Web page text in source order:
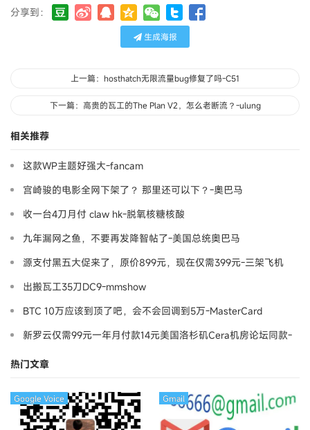
分享到：
生成海报
上一篇：hosthatch无限流量bug修复了吗-C51
下一篇：高贵的瓦工的The Plan V2，怎么老断流？-ulung
相关推荐
这款WP主题好强大-fancam
宫崎骏的电影全网下架了？ 那里还可以下？-奧巴马
收一台4刀月付 claw hk-脱氧核糖核酸
九年漏网之鱼，不要再发降智帖了-美国总统奥巴马
源支付黑五大促来了，原价899元，现在仅需399元-三架飞机
出搬瓦工35刀DC9-mmshow
BTC 10万应该到顶了吧，会不会回调到5万-MasterCard
新罗云仅需99元一年月付款14元美国洛杉矶Cera机房论坛同款-
热门文章
Google Voice Gmail